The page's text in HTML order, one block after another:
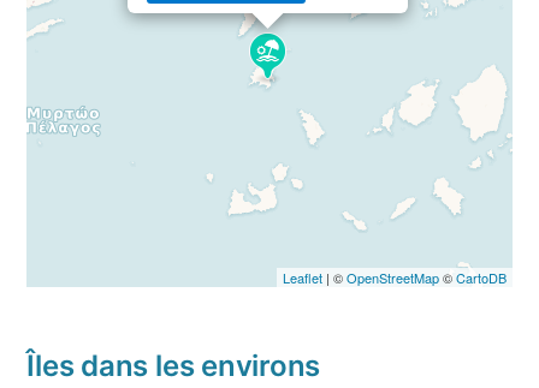
Leaflet| ©OpenStreetMap©CartoDB
Îles dans les environs